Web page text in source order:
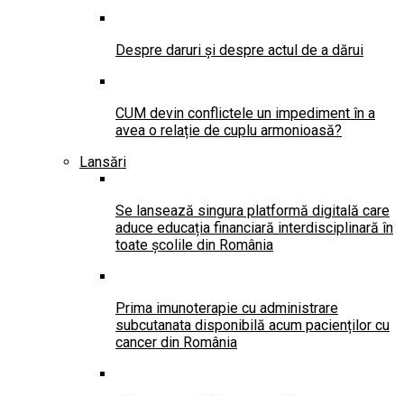
Despre daruri și despre actul de a dărui
CUM devin conflictele un impediment în a
avea o relație de cuplu armonioasă?
Lansări
Se lansează singura platformă digitală care
aduce educația financiară interdisciplinară în
toate școlile din România
Prima imunoterapie cu administrare
subcutanata disponibilă acum pacienților cu
cancer din România